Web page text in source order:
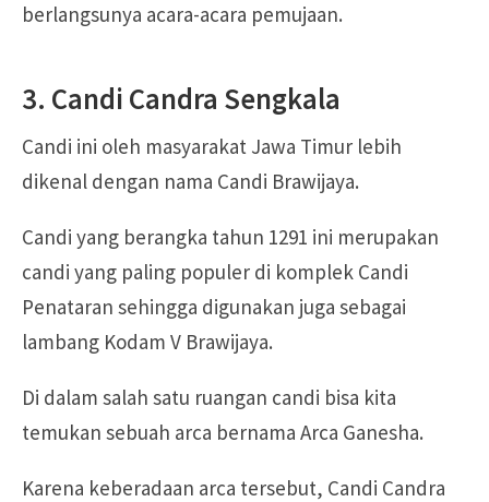
berlangsunya acara-acara pemujaan.
3. Candi Candra Sengkala
Candi ini oleh masyarakat Jawa Timur lebih
dikenal dengan nama Candi Brawijaya.
Candi yang berangka tahun 1291 ini merupakan
candi yang paling populer di komplek Candi
Penataran sehingga digunakan juga sebagai
lambang Kodam V Brawijaya.
Di dalam salah satu ruangan candi bisa kita
temukan sebuah arca bernama Arca Ganesha.
Karena keberadaan arca tersebut, Candi Candra